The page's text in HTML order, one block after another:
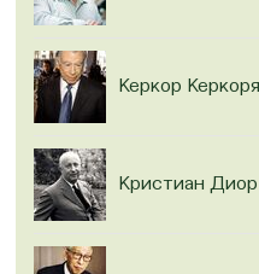
Керкор
Кристиан Диор